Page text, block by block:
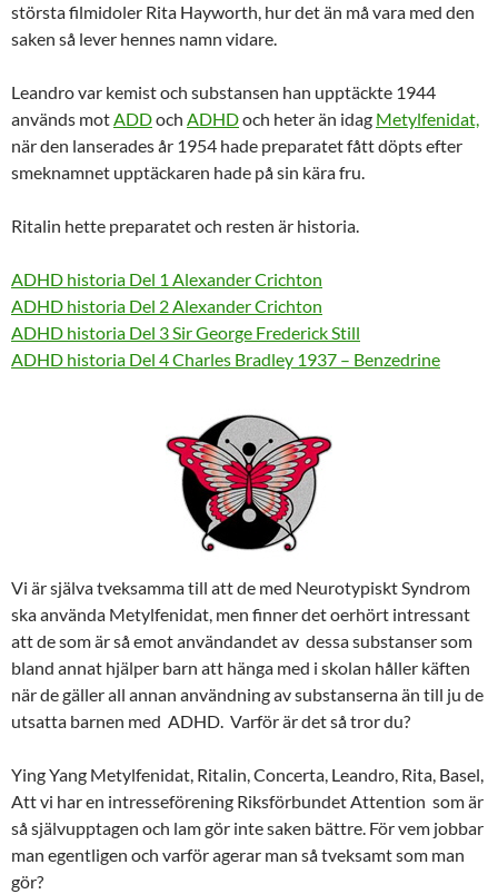
största filmidoler Rita Hayworth, hur det än må vara med den
saken så lever hennes namn vidare.
Leandro var kemist och substansen han upptäckte 1944
används motADDoch ADHDoch heter än idag Metylfenidat,
när den lanserades år 1954 hade preparatet fått döpts efter
smeknamnet upptäckaren hade på sin kära fru.
Ritalin hette preparatet och resten är historia.
ADHD historia Del 1 Alexander Crichton
ADHD historia Del 2 Alexander Crichton
ADHD historia Del 3 Sir George Frederick Still
ADHD historia Del 4 Charles Bradley 1937 – Benzedrine
Vi är själva tveksamma till att de med Neurotypiskt Syndrom
ska använda Metylfenidat, men finner det oerhört intressant
att de som är så emot användandet av dessa substanser som
bland annat hjälper barn att hänga med i skolan håller käften
när de gäller all annan användning av substanserna än till ju de
utsatta barnen med ADHD. Varför är det så tror du?
Ying Yang Metylfenidat, Ritalin, Concerta, Leandro, Rita, Basel,
Att vi har en intresseförening Riksförbundet Attention som är
så självupptagen och lam gör inte saken bättre. För vem jobbar
man egentligen och varför agerar man så tveksamt som man
gör?